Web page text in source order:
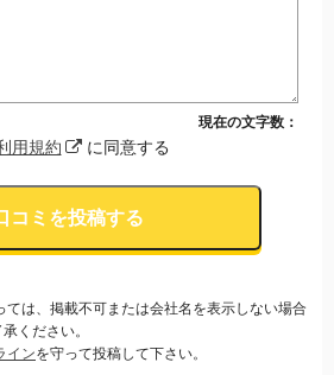
現在の文字数：
用規約 に同意する
コミを投稿する
は、掲載不可または会社名を表示しない場合
ください。
インを守って投稿して下さい。